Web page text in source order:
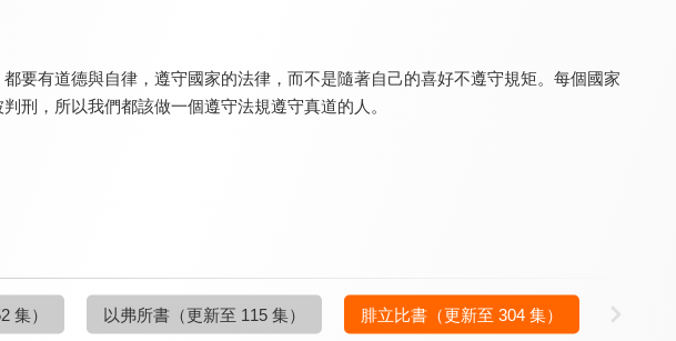
要有道德與自律，遵守國家的法律，而不是隨著自己的喜好不遵守規矩。每個國家
刑，所以我們都該做一個遵守法規遵守真道的人。
集） 以弗所書 （更新至 115 集） 腓立比書 （更新至 304 集）